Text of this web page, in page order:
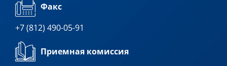
Факс
+7 (812) 490-05-91
Приемная комиссия